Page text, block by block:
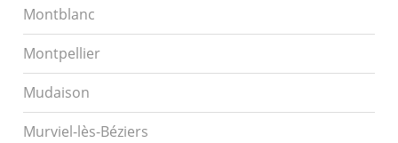
Montblanc
Montpellier
Mudaison
Murviel-lès-Béziers